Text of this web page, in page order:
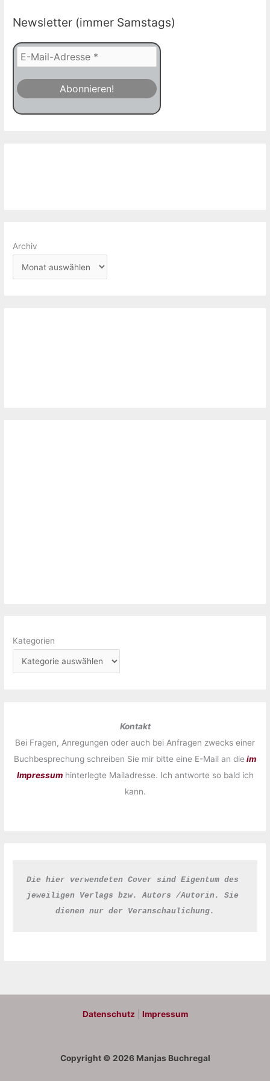
Newsletter (immer Samstags)
Archiv
Kategorien
Kontakt
Bei Fragen, Anregungen oder auch bei Anfragen zwecks einer
Buchbesprechung schreiben Sie mir bitte eine E-Mail an die im
Impressumhinterlegte Mailadresse. Ich antworte so bald ich
kann.
Die hier verwendeten Cover sind Eigentum des
jeweiligen Verlags bzw. Autors /Autorin. Sie
dienen nur der Veranschaulichung.
Datenschutz Impressum
Copyright © 2026 Manjas Buchregal